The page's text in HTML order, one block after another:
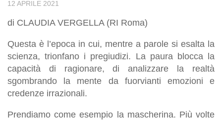
12 APRILE 2021
di CLAUDIA VERGELLA (RI Roma)
Questa è l’epoca in cui, mentre a parole si esalta la
scienza, trionfano i pregiudizi. La paura blocca la
capacità di ragionare, di analizzare la realtà
sgombrando la mente da fuorvianti emozioni e
credenze irrazionali.
Prendiamo come esempio la mascherina. Più volte